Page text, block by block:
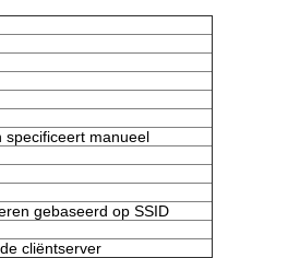
specificeert manueel
gebaseerd op SSID
cliëntserver